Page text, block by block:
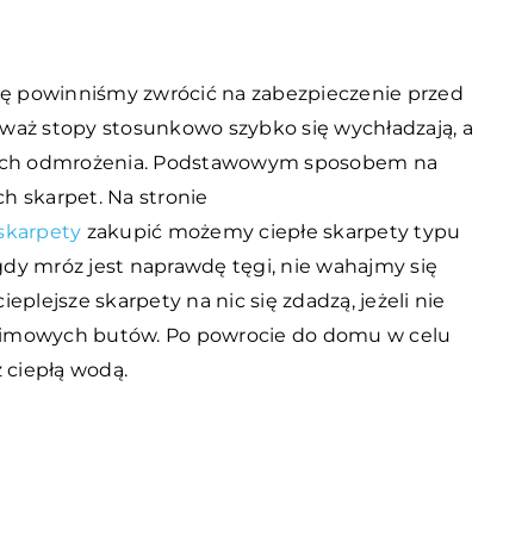
powinniśmy zwrócić na zabezpieczenie przed
stopy stosunkowo szybko się wychładzają, a
odmrożenia. Podstawowym sposobem na
skarpet. Na stronie
zakupić możemy ciepłe skarpety typu
mróz jest naprawdę tęgi, nie wahajmy się
skarpety na nic się zdadzą, jeżeli nie
butów. Po powrocie do domu w celu
wodą.